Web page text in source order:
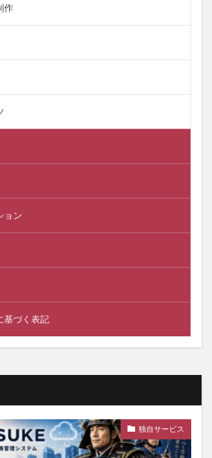
作
ョン
基づく表記
独自サービス